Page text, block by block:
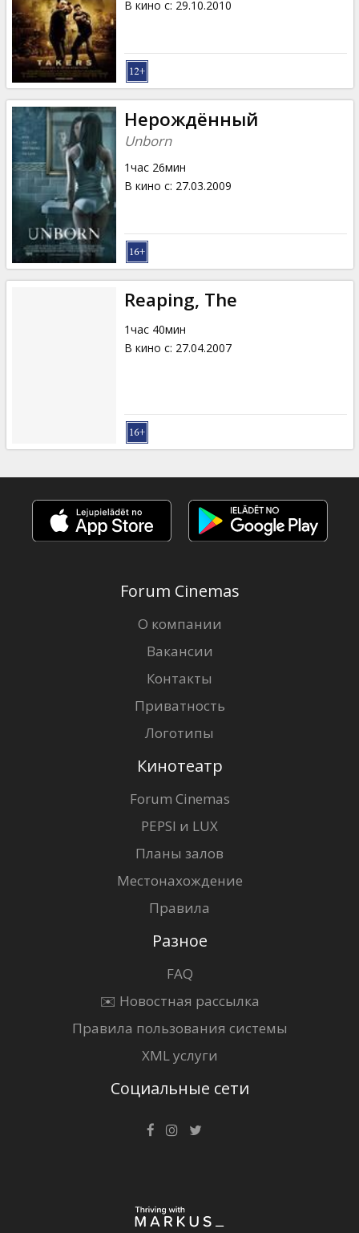
В кино с: 29.10.2010
Нерождённый
Unborn
1час 26мин
В кино с: 27.03.2009
Reaping, The
1час 40мин
В кино с: 27.04.2007
Forum Cinemas
О компании
Вакансии
Контакты
Приватность
Логотипы
Кинотеатр
Forum Cinemas
PEPSI и LUX
Планы залов
Местонахождение
Правила
Разное
FAQ
✉️ Новостная рассылка
Правила пользования системы
XML услуги
Социальные сети